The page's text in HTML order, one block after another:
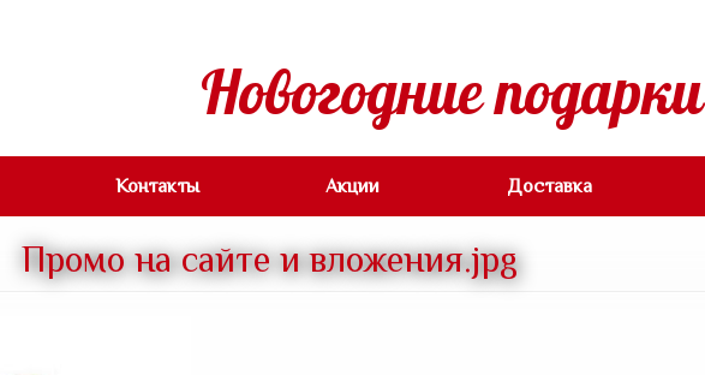
Новогодние подарки
Контакты Акции Доставка
Промо на сайте и вложения.jpg